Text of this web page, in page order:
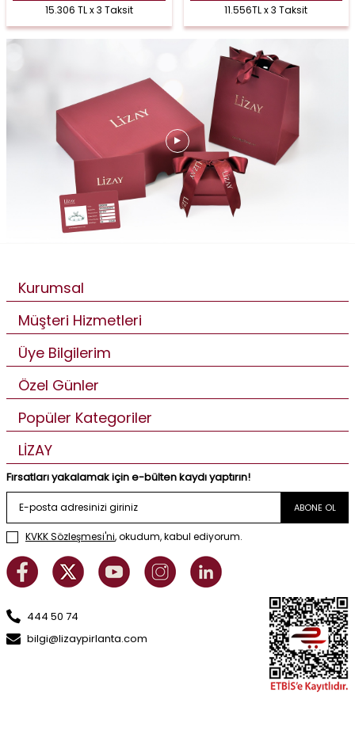
15.306 TL x 3 Taksit 11.556TL x 3 Taksit
Kurumsal
Müşteri Hizmetleri
Üye Bilgilerim
Özel Günler
Popüler Kategoriler
LİZAY
Fırsatları yakalamak için e-bülten kaydı yaptırın!
ABONE OL
KVKK Sözleşmesi'ni, okudum, kabul ediyorum.
444 50 74
bilgi@lizaypirlanta.com